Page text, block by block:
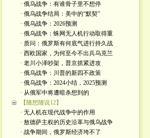
· 俄乌战争：有谁骨子里不想停
· 俄乌战争结局：美中的“默契”
· 俄乌战争：2026预测
· 俄乌战争：蛛网无人机行动取得重
· 质问：俄罗斯有何底气进行持久战
· 西欧国家，为何至今不出兵乌克兰
· 老川小泽吵架，普京抓紧进攻
· 俄乌战争：川普的新四不政策
· 俄乌战争：2024小结，2025预测
· 从俄军中将遭暗杀想到的
【随想随说12】
· 无人机在现代战争中的作用
· 敖德萨主权的历史沿革与俄乌战争
· 战争期间，俄罗斯经济垮不了